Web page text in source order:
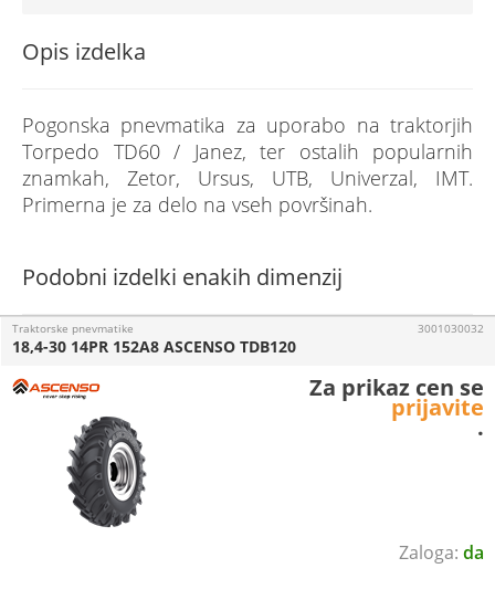
Opis izdelka
Pogonska pnevmatika za uporabo na traktorjih
Torpedo TD60 / Janez, ter ostalih popularnih
znamkah, Zetor, Ursus, UTB, Univerzal, IMT.
Primerna je za delo na vseh površinah.
Podobni izdelki enakih dimenzij
da
Traktorske pnevmatike
18,4-30 14PR 152A8 ASCENSO TDB120
3001030032
Za prikaz cen se
prijavite
.